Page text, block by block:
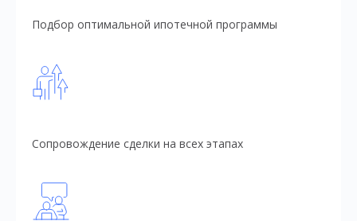
Подбор оптимальной ипотечной программы
Сопровождение сделки на всех этапах